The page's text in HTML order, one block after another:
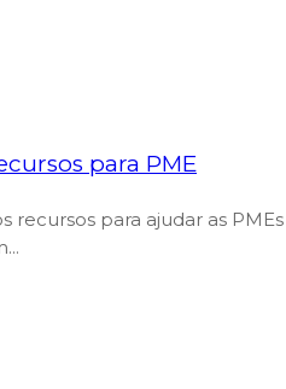
para PME
recursos para ajudar as